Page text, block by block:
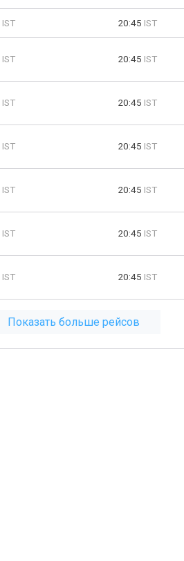
IST 20:45 IST
IST 20:45 IST
IST 20:45 IST
IST 20:45 IST
IST 20:45 IST
IST 20:45 IST
IST 20:45 IST
Показать больше рейсов